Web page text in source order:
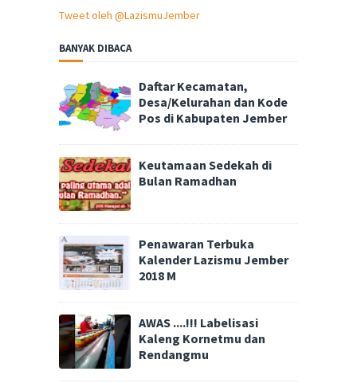
Tweet oleh @LazismuJember
BANYAK DIBACA
Daftar Kecamatan,
Desa/Kelurahan dan Kode
Pos di Kabupaten Jember
Keutamaan Sedekah di
Bulan Ramadhan
Penawaran Terbuka
Kalender Lazismu Jember
2018 M
AWAS ....!!! Labelisasi
Kaleng Kornetmu dan
Rendangmu